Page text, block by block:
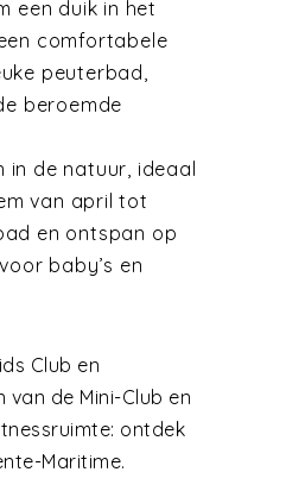
een duik in het
comfortabele
peuterbad,
beroemde
in de natuur, ideaal
van april tot
en ontspan op
baby’s en
Club en
de Mini-Club en
ontdek
Maritime.